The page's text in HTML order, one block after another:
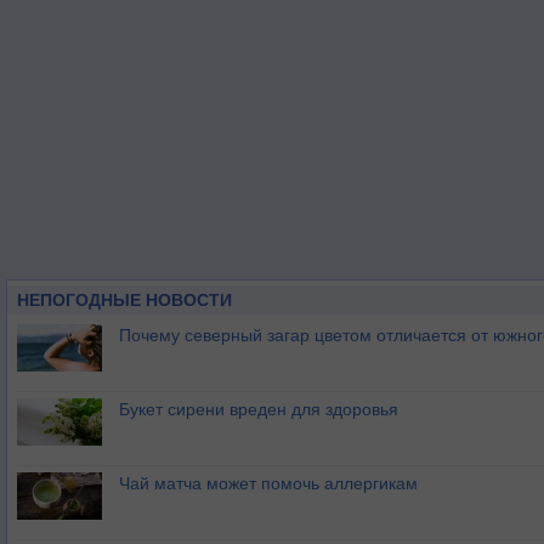
НЕПОГОДНЫЕ НОВОСТИ
Почему северный загар цветом отличается от
Букет сирени вреден для здоровья
Чай матча может помочь аллергикам